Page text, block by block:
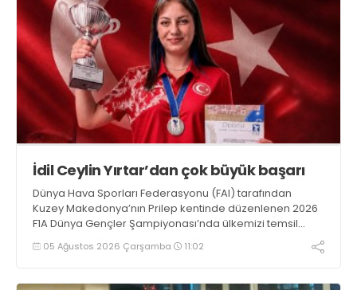
İdil Ceylin Yırtar’dan çok büyük başarı
Dünya Hava Sporları Federasyonu (FAI) tarafından
Kuzey Makedonya’nın Prilep kentinde düzenlenen 2026
F1A Dünya Gençler Şampiyonası’nda ülkemizi temsil
eden millî sporcumuz İdil Ceylin YIRTAR, büyük bir
başarıya imza atarak Dünya ikincisi oldu.
05 Ağustos 2026 Çarşamba 11:02